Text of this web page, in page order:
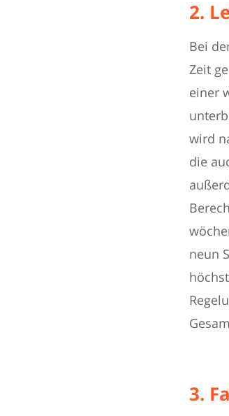
2.
Bei
Zeit
einer
wird
die
neun
3.